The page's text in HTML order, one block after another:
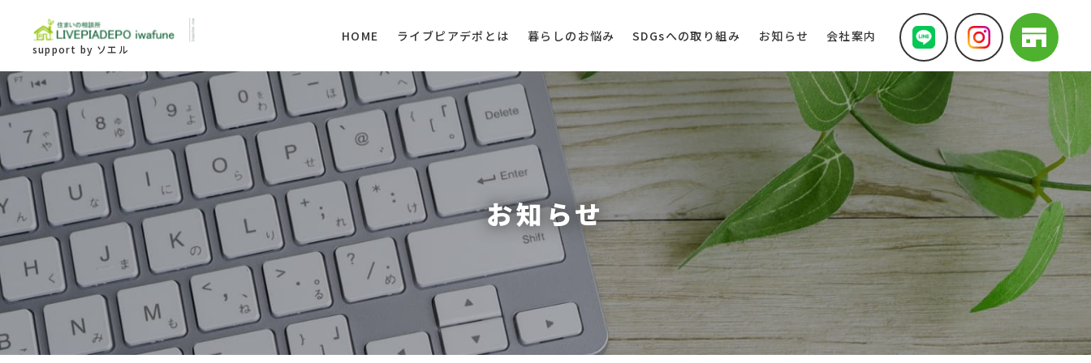
support by ソエル
HOME ライブピアデポとは 暮らしのお悩み SDGsへの取り組み お知らせ 会社案内
お知らせ